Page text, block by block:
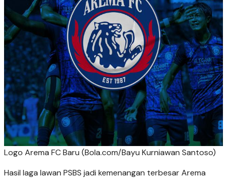
Logo Arema FC Baru (Bola.com/Bayu Kurniawan Santoso)
Hasil laga lawan PSBS jadi kemenangan terbesar Arema